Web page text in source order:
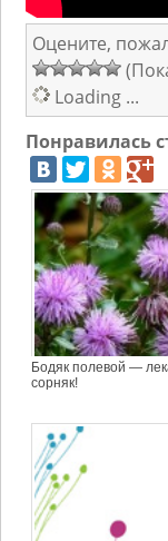
Оцените,
Loading ...
Понравилась
Бодяк полевой —
сорняк!